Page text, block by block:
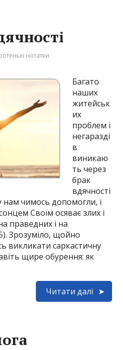
нотатки
Багато
наших
житейськ
их
проблем і
негаразді
в
виникаю
ть через
брак
вдячності
нам чимось допомогли, і
Своїм осяває злих і
праведних і на
Зрозуміло, щойно
викликати саркастичну
щире обурення: як
Читати далі